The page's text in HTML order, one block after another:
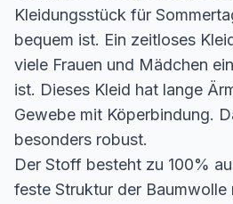
Kleidungsstück für
bequem ist. Ein zeitloses
viele Frauen und Mädchen
ist. Dieses Kleid hat lange
Gewebe mit Köperbindung.
besonders robust.
Der Stoff besteht zu 100%
feste Struktur der